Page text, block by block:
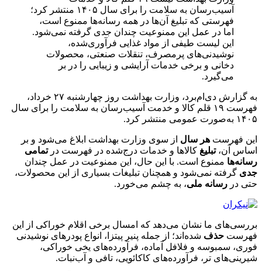
آسیب‌رسان به سلامت را برای سال ۱۴۰۵ منتشر کرد؛
فهرستی که تبلیغ آن‌ها در همه رسانه‌ها ممنوع است،
اما در عمل این ممنوعیت چندان جدی گرفته نمی‌شود.
این لیست طیفی از مواد غذایی فرآوری‌شده،
نوشیدنی‌های پرمصرف، تنقلات صنعتی، محصولات
دخانی و برخی خدمات آرایشی و زیبایی را در بر
می‌گیرد.
به گزارش دی‌ام‌برد، وزارت بهداشت روز چهارشنبه ۲۷ خرداد،
فهرست ۱۹ قلم کالا و خدمت آسیب‌رسان به سلامت را برای سال
۱۴۰۵ به‌صورت عمومی منتشر کرد.
این فهرست هر سال از سوی وزارت بهداشت ابلاغ می‌شود و بر
اساس آن،تبلیغ کالاها و خدمات درج‌شده در فهرست درتمامی
رسانه‌ها ممنوع است. با این حال، این ممنوعیت در عمل چندان
جدی گرفته نمی‌شود و همچنان تبلیغات بسیاری از این محصولات،
حتی در رسانه ملی، به چشم می‌خورد.
بررسی‌های ما نشان می‌دهد که امسال برخی اقلام خوراکی از این
فهرست حذف شده‌اند؛ از جمله پنیر پیتزا، انواع پودرهای نوشیدنی
فوری، سمبوسه و فلافل آماده، فرآورده‌های یخی خوراکی،
شیرینی‌های تر، فرآورده‌های کاکائویی، تافی و آب‌نبات.